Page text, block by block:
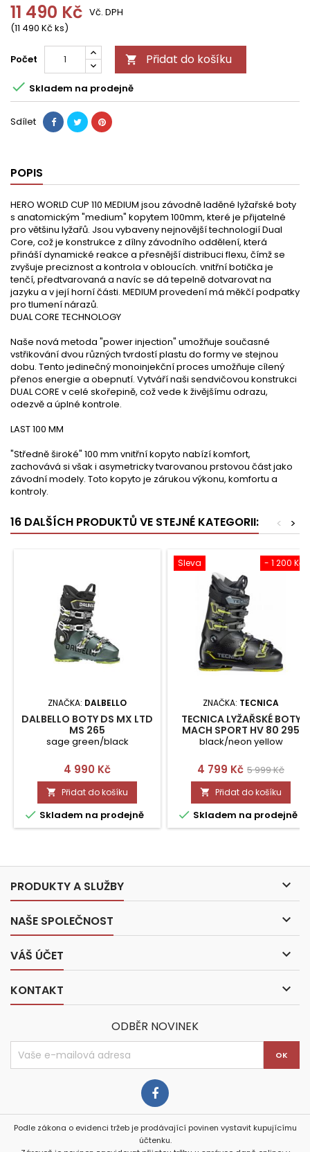
11 490 Kč
(11 490 Kč ks)
Vč. DPH
Počet  Přidat do košíku
 Skladem na prodejně
Sdílet
POPIS
HERO WORLD CUP 110 MEDIUM jsou závodně laděné lyžařské boty
s anatomickým "medium" kopytem 100mm, které je přijatelné
pro většinu lyžařů. Jsou vybaveny nejnovější technologií Dual
Core, což je konstrukce z dílny závodního oddělení, která
přináší dynamické reakce a přesnější distribuci flexu, čímž se
zvyšuje preciznost a kontrola v obloucích. vnitřní botička je
tenčí, předtvarovaná a navíc se dá tepelně dotvarovat na
jazyku a v její horní části. MEDIUM provedení má měkčí podpatky
pro tlumení nárazů.
DUAL CORE TECHNOLOGY
Naše nová metoda "power injection" umožňuje současné
vstřikování dvou různých tvrdostí plastu do formy ve stejnou
dobu. Tento jedinečný monoinjekční proces umožňuje cílený
přenos energie a obepnutí. Vytváří naši sendvičovou konstrukci
DUAL CORE v celé skořepině, což vede k živějšímu odrazu,
odezvě a úplné kontrole.
LAST 100 MM
"Středně široké" 100 mm vnitřní kopyto nabízí komfort,
zachovává si však i asymetricky tvarovanou prstovou část jako
závodní modely. Toto kopyto je zárukou výkonu, komfortu a
kontroly.
16 DALŠÍCH PRODUKTŮ VE STEJNÉ KATEGORII: >
<
ZNAČKA: DALBELLO
DALBELLO BOTY DS MX LTD
MS 265
sage green/black
Cena
4 990 Kč
 Přidat do košíku
 Skladem na prodejně
- 1 200 Kč
Sleva
ZNAČKA: TECNICA
TECNICA LYŽAŘSKÉ BOTY
MACH SPORT HV 80 295
black/neon yellow
Cena
4 799 Kč Běžná
cena
5 999 Kč
 Přidat do košíku
 Skladem na prodejně
PRODUKTY A SLUŽBY 
NAŠE SPOLEČNOST 
VÁŠ ÚČET 
KONTAKT 
ODBĚR NOVINEK
Podle zákona o evidenci tržeb je prodávající povinen vystavit kupujícímu
účtenku.